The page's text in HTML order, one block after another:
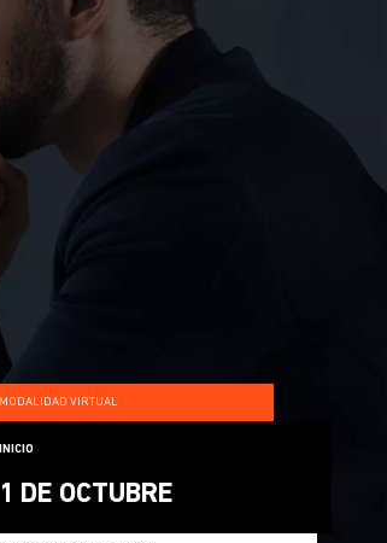
MODALIDAD VIRTUAL
INICIO
1 DE OCTUBRE